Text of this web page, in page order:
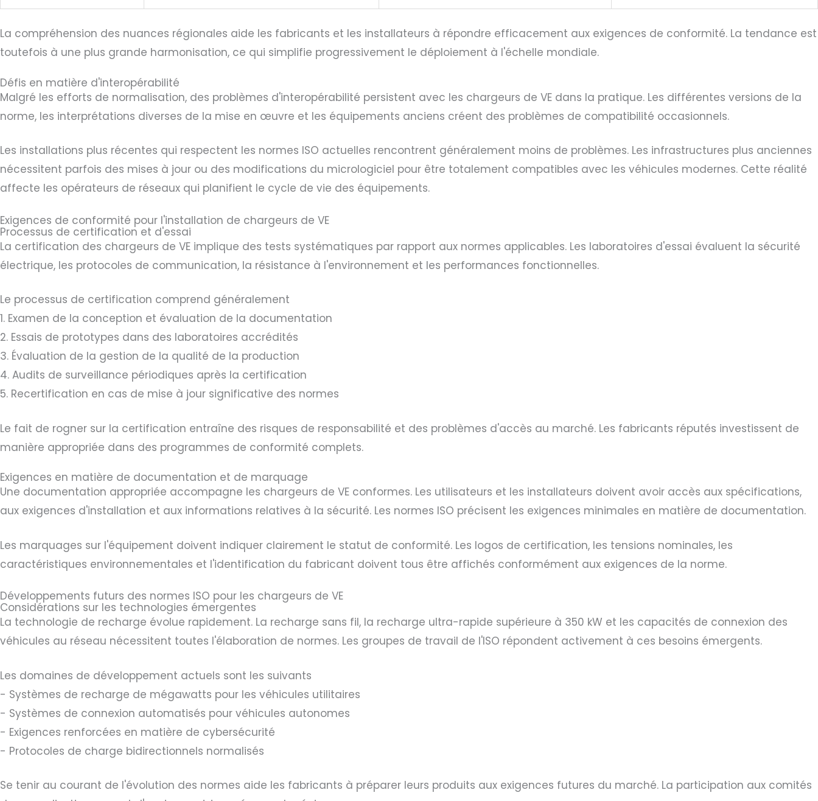
La compréhension des nuances régionales aide les fabricants et les installateurs à répondre efficacement aux exigences de conformité. La tendance est
toutefois à une plus grande harmonisation, ce qui simplifie progressivement le déploiement à l'échelle mondiale.
Défis en matière d'interopérabilité
Malgré les efforts de normalisation, des problèmes d'interopérabilité persistent avec les chargeurs de VE dans la pratique. Les différentes versions de la
norme, les interprétations diverses de la mise en œuvre et les équipements anciens créent des problèmes de compatibilité occasionnels.
Les installations plus récentes qui respectent les normes ISO actuelles rencontrent généralement moins de problèmes. Les infrastructures plus anciennes
nécessitent parfois des mises à jour ou des modifications du micrologiciel pour être totalement compatibles avec les véhicules modernes. Cette réalité
affecte les opérateurs de réseaux qui planifient le cycle de vie des équipements.
Exigences de conformité pour l'installation de chargeurs de VE
Processus de certification et d'essai
La certification des chargeurs de VE implique des tests systématiques par rapport aux normes applicables. Les laboratoires d'essai évaluent la sécurité
électrique, les protocoles de communication, la résistance à l'environnement et les performances fonctionnelles.
Le processus de certification comprend généralement
1. Examen de la conception et évaluation de la documentation
2. Essais de prototypes dans des laboratoires accrédités
3. Évaluation de la gestion de la qualité de la production
4. Audits de surveillance périodiques après la certification
5. Recertification en cas de mise à jour significative des normes
Le fait de rogner sur la certification entraîne des risques de responsabilité et des problèmes d'accès au marché. Les fabricants réputés investissent de
manière appropriée dans des programmes de conformité complets.
Exigences en matière de documentation et de marquage
Une documentation appropriée accompagne les chargeurs de VE conformes. Les utilisateurs et les installateurs doivent avoir accès aux spécifications,
aux exigences d'installation et aux informations relatives à la sécurité. Les normes ISO précisent les exigences minimales en matière de documentation.
Les marquages sur l'équipement doivent indiquer clairement le statut de conformité. Les logos de certification, les tensions nominales, les
caractéristiques environnementales et l'identification du fabricant doivent tous être affichés conformément aux exigences de la norme.
Développements futurs des normes ISO pour les chargeurs de VE
Considérations sur les technologies émergentes
La technologie de recharge évolue rapidement. La recharge sans fil, la recharge ultra-rapide supérieure à 350 kW et les capacités de connexion des
véhicules au réseau nécessitent toutes l'élaboration de normes. Les groupes de travail de l'ISO répondent activement à ces besoins émergents.
Les domaines de développement actuels sont les suivants
- Systèmes de recharge de mégawatts pour les véhicules utilitaires
- Systèmes de connexion automatisés pour véhicules autonomes
- Exigences renforcées en matière de cybersécurité
- Protocoles de charge bidirectionnels normalisés
Se tenir au courant de l'évolution des normes aide les fabricants à préparer leurs produits aux exigences futures du marché. La participation aux comités